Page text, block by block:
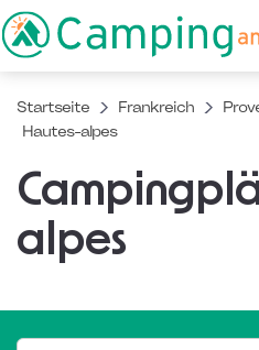
Startseite Frankreich
Hautes-alpes
alpes